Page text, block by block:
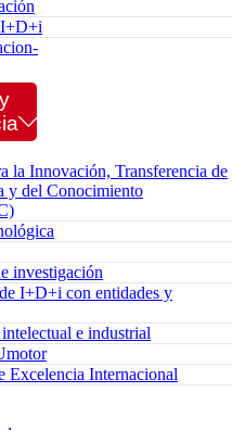
la Innovación, Transferencia de
y del Conocimiento
investigación
I+D+i con entidades y
e industrial
Excelencia Internacional